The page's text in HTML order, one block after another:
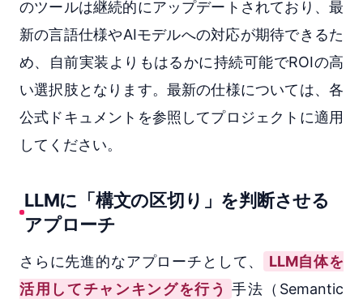
のツールは継続的にアップデートされており、最
新の言語仕様やAIモデルへの対応が期待できるた
め、自前実装よりもはるかに持続可能でROIの高
い選択肢となります。最新の仕様については、各
公式ドキュメントを参照してプロジェクトに適用
してください。
LLMに「構文の区切り」を判断させる
アプローチ
さらに先進的なアプローチとして、
LLM自体を
活用してチャンキングを行う 手法（Semantic